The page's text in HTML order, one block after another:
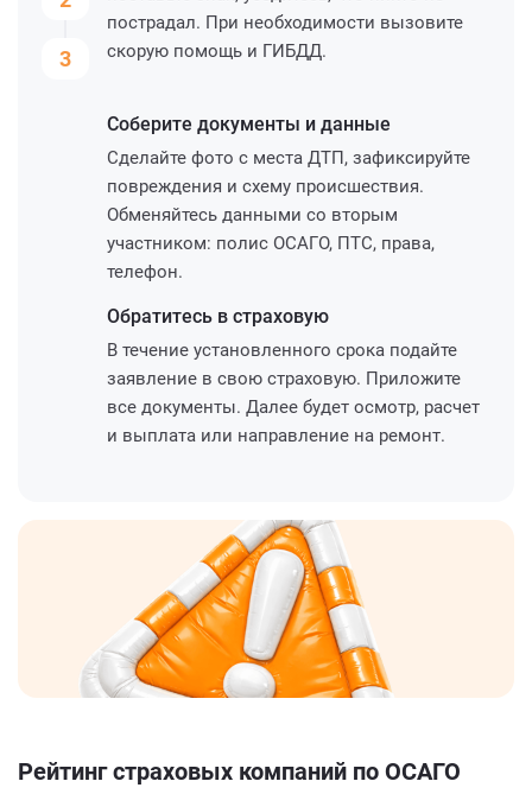
3
пострадал. При необходимости вызовите
скорую помощь и ГИБДД.
Соберите документы и данные
Сделайте фото с места ДТП, зафиксируйте
повреждения и схему происшествия.
Обменяйтесь данными со вторым
участником: полис ОСАГО, ПТС, права,
телефон.
Обратитесь в страховую
В течение установленного срока подайте
заявление в свою страховую. Приложите
все документы. Далее будет осмотр, расчет
и выплата или направление на ремонт.
Рейтинг страховых компаний по ОСАГО